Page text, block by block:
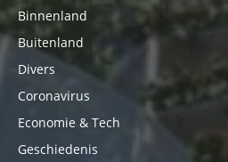
Binnenland
Buitenland
Divers
Coronavirus
Economie & Tech
Geschiedenis